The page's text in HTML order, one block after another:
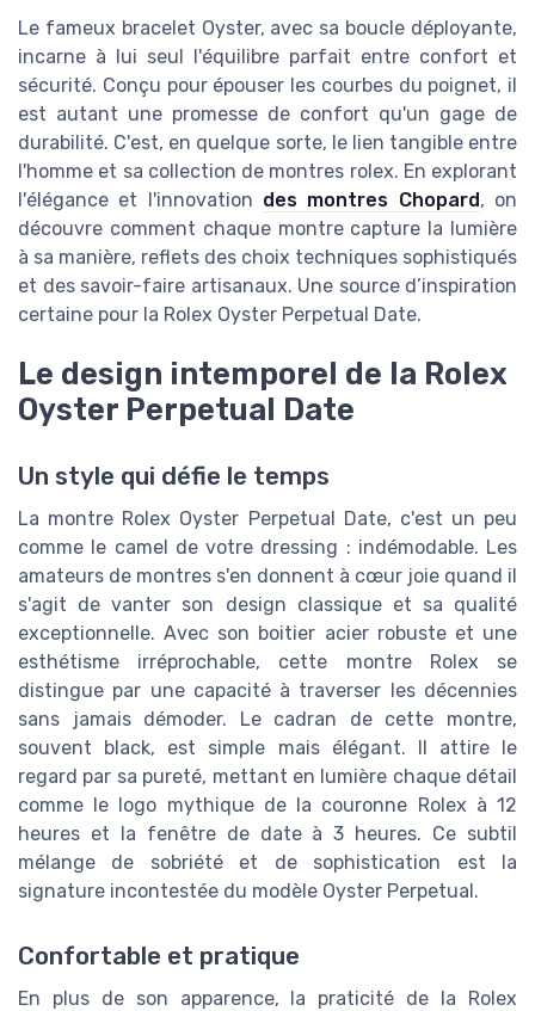
Le fameux bracelet Oyster, avec sa boucle déployante,
incarne à lui seul l'équilibre parfait entre confort et
sécurité. Conçu pour épouser les courbes du poignet, il
est autant une promesse de confort qu'un gage de
durabilité. C'est, en quelque sorte, le lien tangible entre
l'homme et sa collection de montres rolex. En explorant
l'élégance et l'innovation des montres Chopard, on
découvre comment chaque montre capture la lumière
à sa manière, reflets des choix techniques sophistiqués
et des savoir-faire artisanaux. Une source d’inspiration
certaine pour la Rolex Oyster Perpetual Date.
Le design intemporel de la Rolex
Oyster Perpetual Date
Un style qui défie le temps
La montre Rolex Oyster Perpetual Date, c'est un peu
comme le camel de votre dressing : indémodable. Les
amateurs de montres s'en donnent à cœur joie quand il
s'agit de vanter son design classique et sa qualité
exceptionnelle. Avec son boitier acier robuste et une
esthétisme irréprochable, cette montre Rolex se
distingue par une capacité à traverser les décennies
sans jamais démoder. Le cadran de cette montre,
souvent black, est simple mais élégant. Il attire le
regard par sa pureté, mettant en lumière chaque détail
comme le logo mythique de la couronne Rolex à 12
heures et la fenêtre de date à 3 heures. Ce subtil
mélange de sobriété et de sophistication est la
signature incontestée du modèle Oyster Perpetual.
Confortable et pratique
En plus de son apparence, la praticité de la Rolex